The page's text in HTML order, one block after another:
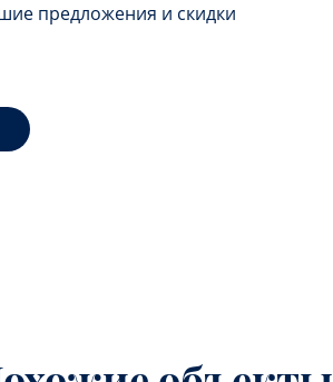
предложения и скидки